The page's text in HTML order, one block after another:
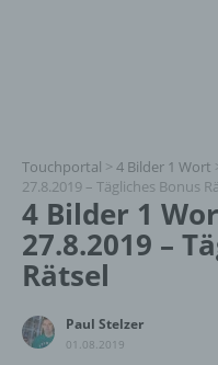
Touchportal > 4 Bilder 1 Wort
27.8.2019 – Tägliches Bonus
4 Bilder 1
27.8.2019 –
Rätsel
Paul Stelzer
01.08.2019